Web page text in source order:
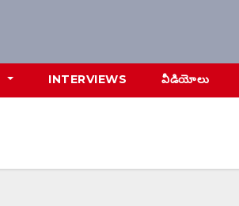
INTERVIEWS వీడియోలు